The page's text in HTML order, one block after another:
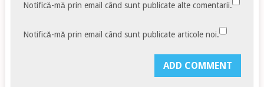
Notifică-mă prin email când sunt publicate alte comentarii.
Notifică-mă prin email când sunt publicate articole noi.